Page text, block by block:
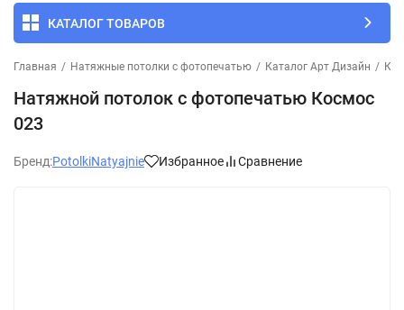
КАТАЛОГ ТОВАРОВ
Главная / Натяжные потолки с фотопечатью / Каталог Арт Дизайн /
Натяжной потолок с фотопечатью Космос
023
Бренд:PotolkiNatyajnie Избранное Сравнение